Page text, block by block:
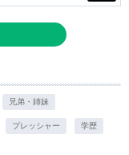
兄弟・姉妹
プレッシャー 学歴